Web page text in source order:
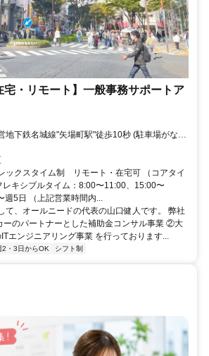
宅・リモート】一般事務サポートア
ックスタイム制 リモート・在宅可 （コアタイ
キシブルタイム：8:00〜11:00、15:00〜
週5日 （上記営業時間内...
て、オールニードの代表の山口健人です。 弊社
のパートナーとした補助金コンサル事業 ②大
エンジニアリング事業 を行っております...
2・3日からOK シフト制